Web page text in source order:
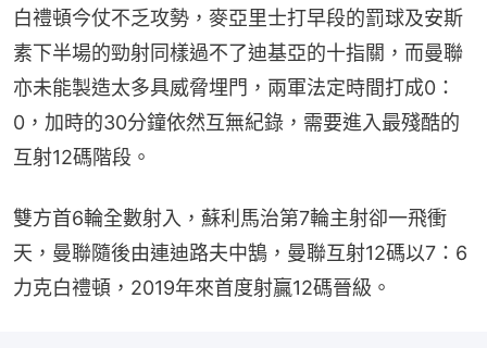
白禮頓今仗不乏攻勢，麥亞里士打早段的罰球及安斯
素下半場的勁射同樣過不了迪基亞的十指關，而曼聯
亦未能製造太多具威脅埋門，兩軍法定時間打成0：
0，加時的30分鐘依然互無紀錄，需要進入最殘酷的
互射12碼階段。
雙方首6輪全數射入，蘇利馬治第7輪主射卻一飛衝
天，曼聯隨後由連迪路夫中鵠，曼聯互射12碼以7：6
力克白禮頓，2019年來首度射贏12碼晉級。